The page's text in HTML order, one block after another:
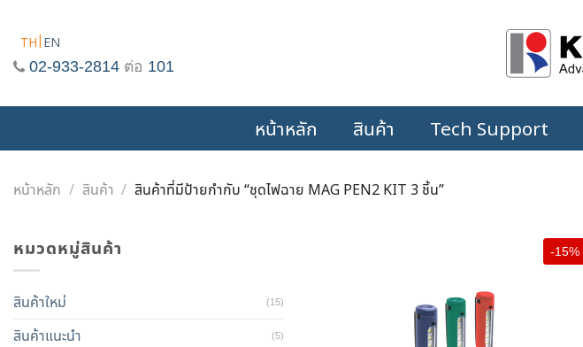
TH EN
02-933-2814 ต่อ 101
หน้าหลัก สินค้า Tech Support
หน้าหลัก / สินค้า / สินค้าที่มีป้ายกำกับ “ชุดไฟฉาย MAG PEN2 KIT 3 ชิ้น”
หมวดหมู่สินค้า
สินค้าใหม่ (15)
สินค้าแนะนำ (5)
-15%